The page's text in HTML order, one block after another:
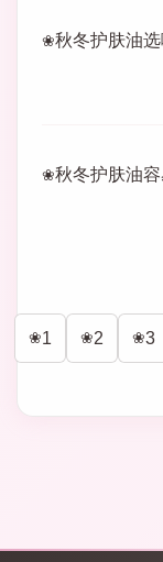
秋冬护肤油
秋冬护肤油
1 2 3